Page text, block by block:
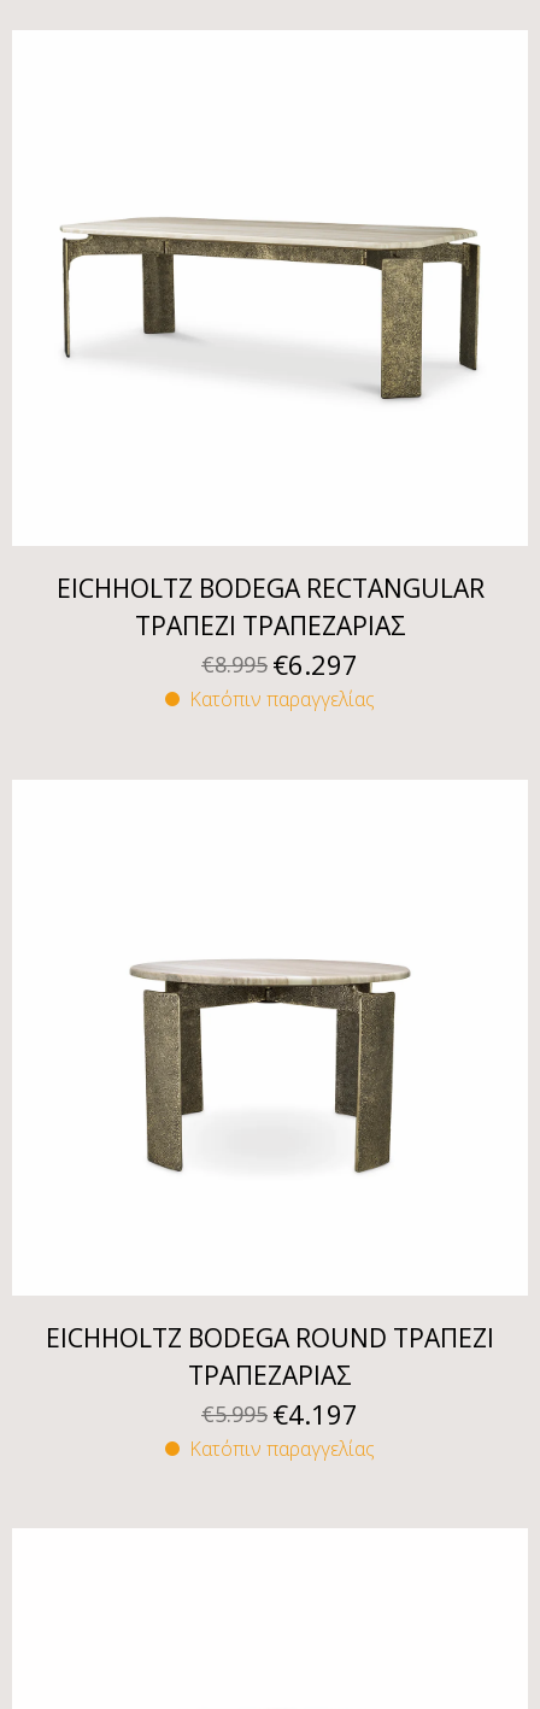
EICHHOLTZ BODEGA RECTANGULAR
ΤΡΑΠΕΖΙ ΤΡΑΠΕΖΑΡΙΑΣ
€8.995 €6.297
Κατόπιν παραγγελίας
EICHHOLTZ BODEGA ROUND ΤΡΑΠΕΖΙ
ΤΡΑΠΕΖΑΡΙΑΣ
€5.995 €4.197
Κατόπιν παραγγελίας